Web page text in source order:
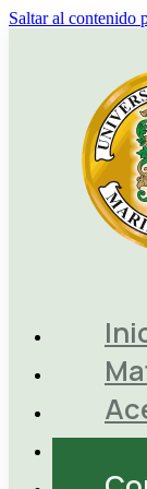
Saltar al contenido